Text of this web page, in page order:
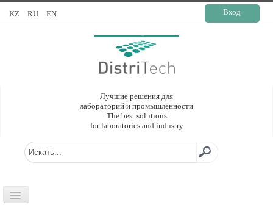
KZ RU EN Вход
Лучшие решения для
лабораторий и промышленности
The best solutions
for laboratories and industry